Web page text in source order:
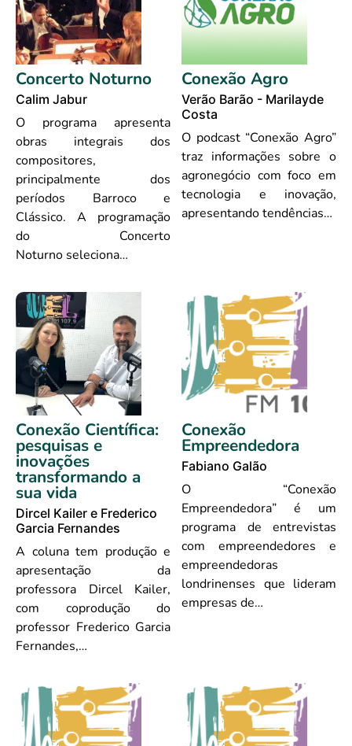
Concerto Noturno
Calim Jabur
O programa apresenta
obras integrais dos
compositores,
principalmente dos
períodos Barroco e
Clássico. A programação
do Concerto
Noturno seleciona…
Conexão Agro
Verão Barão - Marilayde
Costa
O podcast “Conexão Agro”
traz informações sobre o
agronegócio com foco em
tecnologia e inovação,
apresentando tendências…
Conexão Científica:
pesquisas e
inovações
transformando a
sua vida
Dircel Kailer e Frederico
Garcia Fernandes
A coluna tem produção e
apresentação da
professora Dircel Kailer,
com coprodução do
professor Frederico Garcia
Fernandes,…
Conexão
Empreendedora
Fabiano Galão
O “Conexão
Empreendedora” é um
programa de entrevistas
com empreendedores e
empreendedoras
londrinenses que lideram
empresas de…